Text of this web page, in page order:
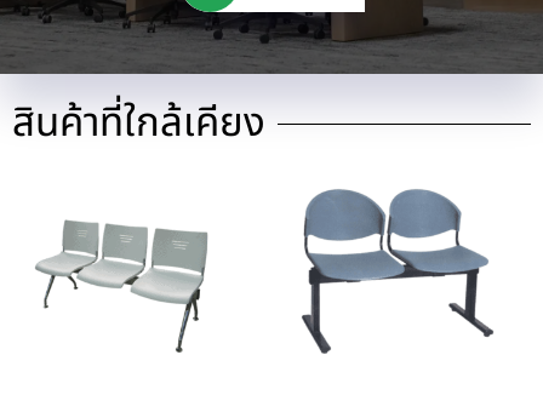
สินค้าที่ใกล้เคียง